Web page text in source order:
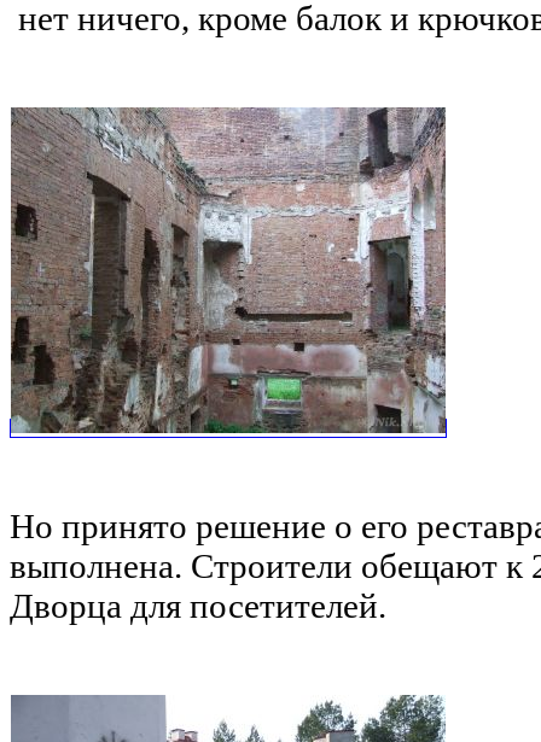
нет ничего, кроме балок и
Но принято решение о его
выполнена. Строители обещают к
Дворца для посетителей.